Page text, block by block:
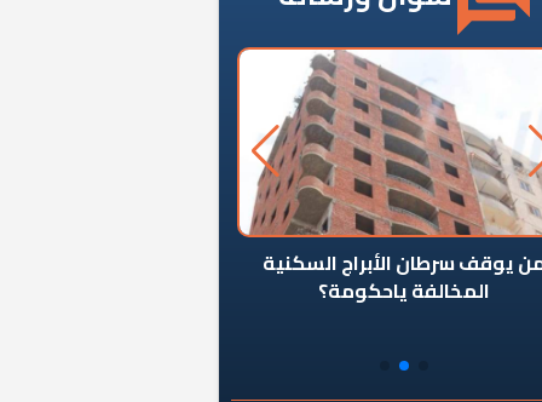
يوقف سرطان الأبراج السكنية
المخالفة ياحكومة؟